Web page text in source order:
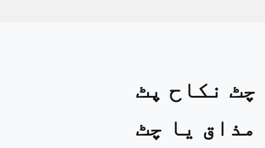
چٹ نکاح پٹ
مذاق یا چٹ